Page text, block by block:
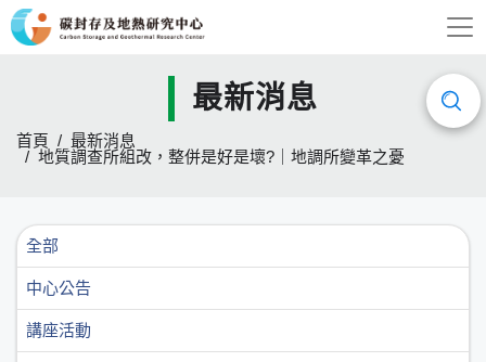
最新消息
首頁
最新消息
地質調查所組改，整併是好是壞?｜地調所變革之憂
全部
中心公告
講座活動